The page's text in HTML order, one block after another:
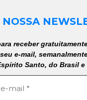
receber
e-mail,
Santo, do Brasil e